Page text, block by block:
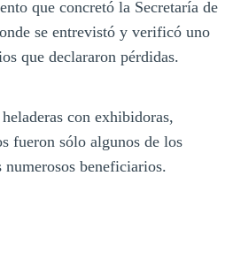
que concretó la Secretaría de
se entrevistó y verificó uno
que declararon pérdidas.
con exhibidoras,
fueron sólo algunos de los
numerosos beneficiarios.